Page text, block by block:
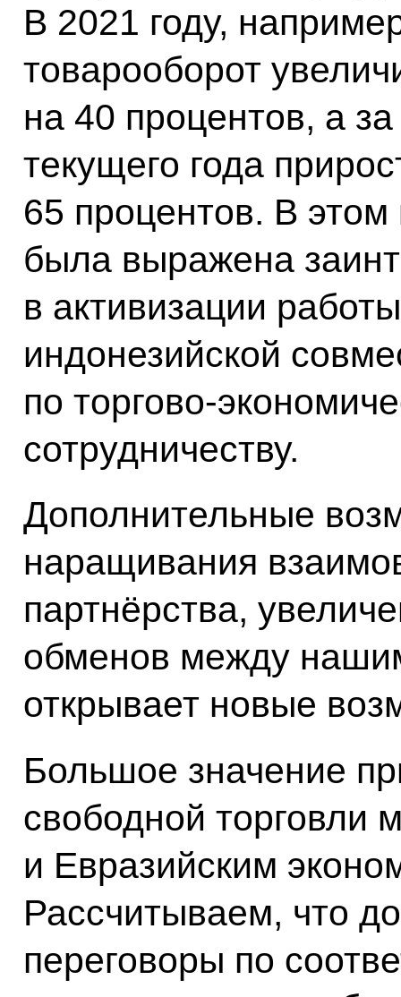
В 2021 году,
товарооборот
на 40 процентов, а
текущего года
65 процентов. В этом
была выражена
в активизации
индонезийской
по торгово-
сотрудничеству.
Дополнительные
наращивания
партнёрства,
обменов между
открывает новые
Большое значение
свободной торговли
и Евразийским
Рассчитываем, что
переговоры по